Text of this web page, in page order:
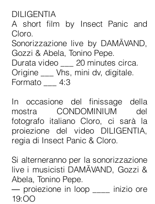
DILIGENTIA
A short film by Insect Panic and
Cloro.
Sonorizzazione live by DAMĀVAND,
Gozzi & Abela, Tonino Pepe.
Durata video ___ 20 minutes circa.
Origine ___ Vhs, mini dv, digitale.
Formato ___ 4:3
In occasione del finissage della
mostra CONDOMINIUM del
fotografo italiano Cloro, ci sarà la
proiezione del video DILIGENTIA,
regia di Insect Panic & Cloro.
Si alterneranno per la sonorizzazione
live i musicisti DAMĀVAND, Gozzi &
Abela, Tonino Pepe.
― proiezione in loop ____ inizio ore
19:OO